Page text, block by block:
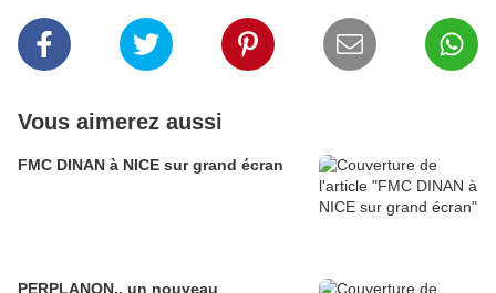
Vous aimerez aussi
FMC DINAN à NICE sur grand écran
PERPLANON.. un nouveau